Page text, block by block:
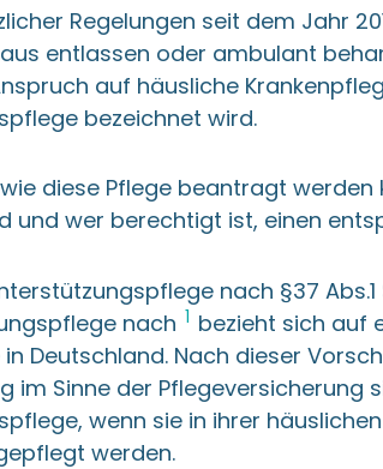
Regelungen seit dem Jahr
entlassen oder ambulant
auf häusliche
bezeichnet wird.
wie diese Pflege beantragt
und wer berechtigt ist, einen
nach §37 Abs.1
nach 1 bezieht sich auf
Deutschland. Nach dieser
im Sinne der Pflegeversicherung
wenn sie in ihrer
werden.